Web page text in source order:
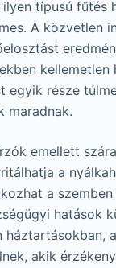
típusú fűtés
A közvetlen
egyik része
maradnak.
emellett
a
a
hatások
háztartásokban,
akik